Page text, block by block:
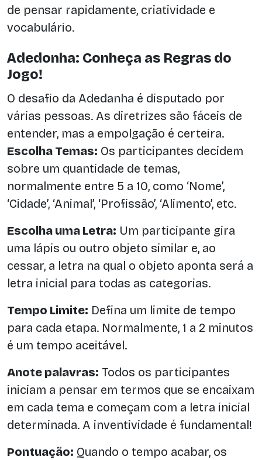
de pensar rapidamente, criatividade e
vocabulário.
Adedonha: Conheça as Regras do
Jogo!
O desafio da Adedanha é disputado por
várias pessoas. As diretrizes são fáceis de
entender, mas a empolgação é certeira.
Escolha Temas: Os participantes decidem
sobre um quantidade de temas,
normalmente entre 5 a 10, como ‘Nome’,
‘Cidade’, ‘Animal’, ‘Profissão’, ‘Alimento’, etc.
Escolha uma Letra: Um participante gira
uma lápis ou outro objeto similar e, ao
cessar, a letra na qual o objeto aponta será a
letra inicial para todas as categorias.
Tempo Limite: Defina um limite de tempo
para cada etapa. Normalmente, 1 a 2 minutos
é um tempo aceitável.
Anote palavras: Todos os participantes
iniciam a pensar em termos que se encaixam
em cada tema e começam com a letra inicial
determinada. A inventividade é fundamental!
Pontuação: Quando o tempo acabar, os